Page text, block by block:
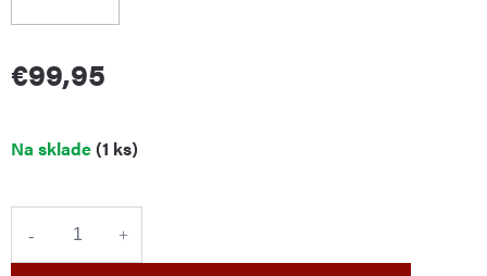
€99,95
Jednotková
cena:
Na sklade(1 ks)